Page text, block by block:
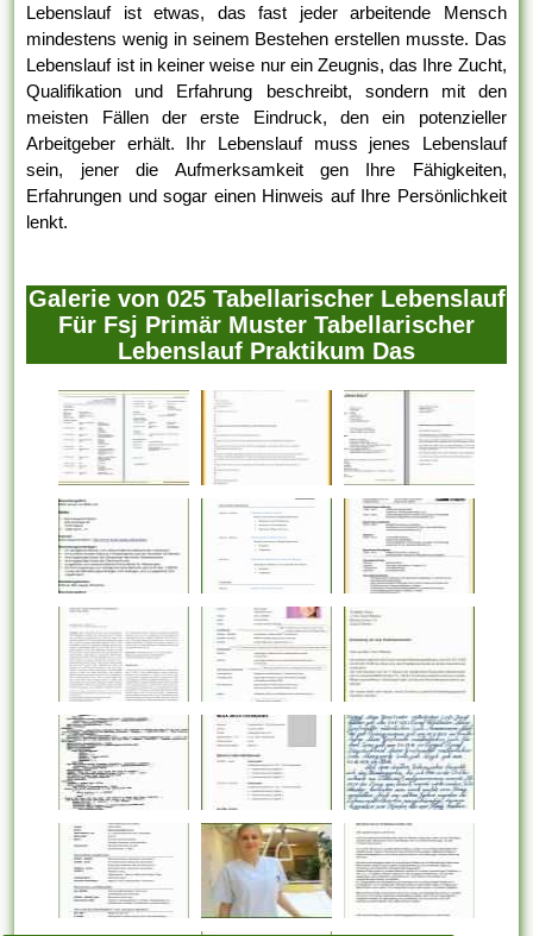
Lebenslauf ist etwas, das fast jeder arbeitende Mensch
mindestens wenig in seinem Bestehen erstellen musste. Das
Lebenslauf ist in keiner weise nur ein Zeugnis, das Ihre Zucht,
Qualifikation und Erfahrung beschreibt, sondern mit den
meisten Fällen der erste Eindruck, den ein potenzieller
Arbeitgeber erhält. Ihr Lebenslauf muss jenes Lebenslauf
sein, jener die Aufmerksamkeit gen Ihre Fähigkeiten,
Erfahrungen und sogar einen Hinweis auf Ihre Persönlichkeit
lenkt.
Galerie von 025 Tabellarischer Lebenslauf
Für Fsj Primär Muster Tabellarischer
Lebenslauf Praktikum Das